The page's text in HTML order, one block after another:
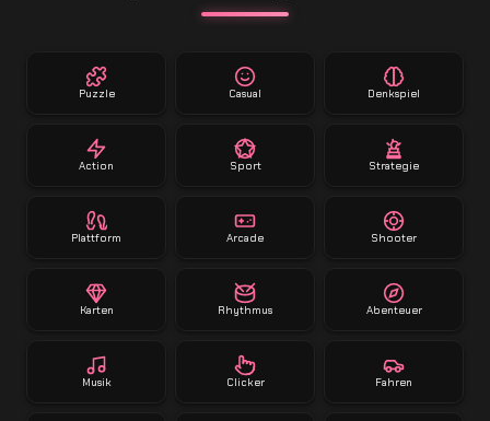
Puzzle Casual Denkspiel
Action Sport Strategie
Plattform Arcade Shooter
Karten Rhythmus Abenteuer
Musik Clicker Fahren